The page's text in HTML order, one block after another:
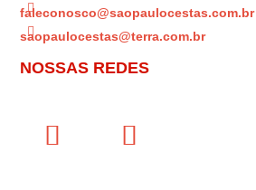

faleconosco@saopaulocestas.com.br

saopaulocestas@terra.com.br
NOSSAS REDES